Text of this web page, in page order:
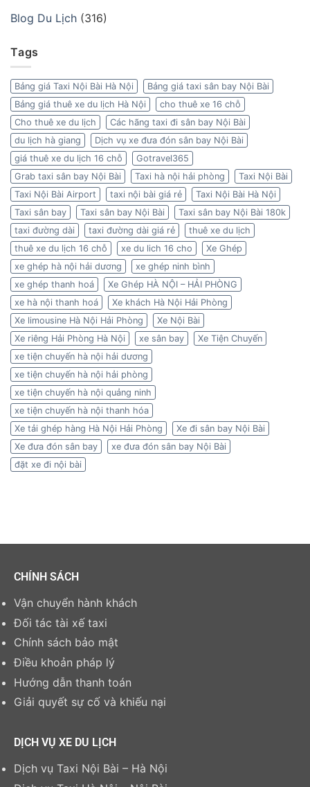
Blog Du Lịch (316)
Tags
Bảng giá Taxi Nội Bài Hà Nội
Bảng giá taxi sân bay Nội Bài
Bảng giá thuê xe du lịch Hà Nội
cho thuê xe 16 chỗ
Cho thuê xe du lịch
Các hãng taxi đi sân bay Nội Bài
du lịch hà giang
Dịch vụ xe đưa đón sân bay Nội Bài
giá thuê xe du lịch 16 chỗ
Gotravel365
Grab taxi sân bay Nội Bài
Taxi hà nội hải phòng
Taxi Nội Bài
Taxi Nội Bài Airport
taxi nội bài giá rẻ
Taxi Nội Bài Hà Nội
Taxi sân bay
Taxi sân bay Nội Bài
Taxi sân bay Nội Bài 180k
taxi đường dài
taxi đường dài giá rẻ
thuê xe du lịch
thuê xe du lịch 16 chỗ
xe du lich 16 cho
Xe Ghép
xe ghép hà nội hải dương
xe ghép ninh bình
xe ghép thanh hoá
Xe Ghép HÀ NỘI – HẢI PHÒNG
xe hà nội thanh hoá
Xe khách Hà Nội Hải Phòng
Xe limousine Hà Nội Hải Phòng
Xe Nội Bài
Xe riêng Hải Phòng Hà Nội
xe sân bay
Xe Tiện Chuyến
xe tiện chuyến hà nội hải dương
xe tiện chuyến hà nội hải phòng
xe tiện chuyến hà nội quảng ninh
xe tiện chuyến hà nội thanh hóa
Xe tải ghép hàng Hà Nội Hải Phòng
Xe đi sân bay Nội Bài
Xe đưa đón sân bay
xe đưa đón sân bay Nội Bài
đặt xe đi nội bài
CHÍNH SÁCH
Vận chuyển hành khách
Đối tác tài xế taxi
Chính sách bảo mật
Điều khoản pháp lý
Hướng dẫn thanh toán
Giải quyết sự cố và khiếu nại
DỊCH VỤ XE DU LỊCH
Dịch vụ Taxi Nội Bài – Hà Nội